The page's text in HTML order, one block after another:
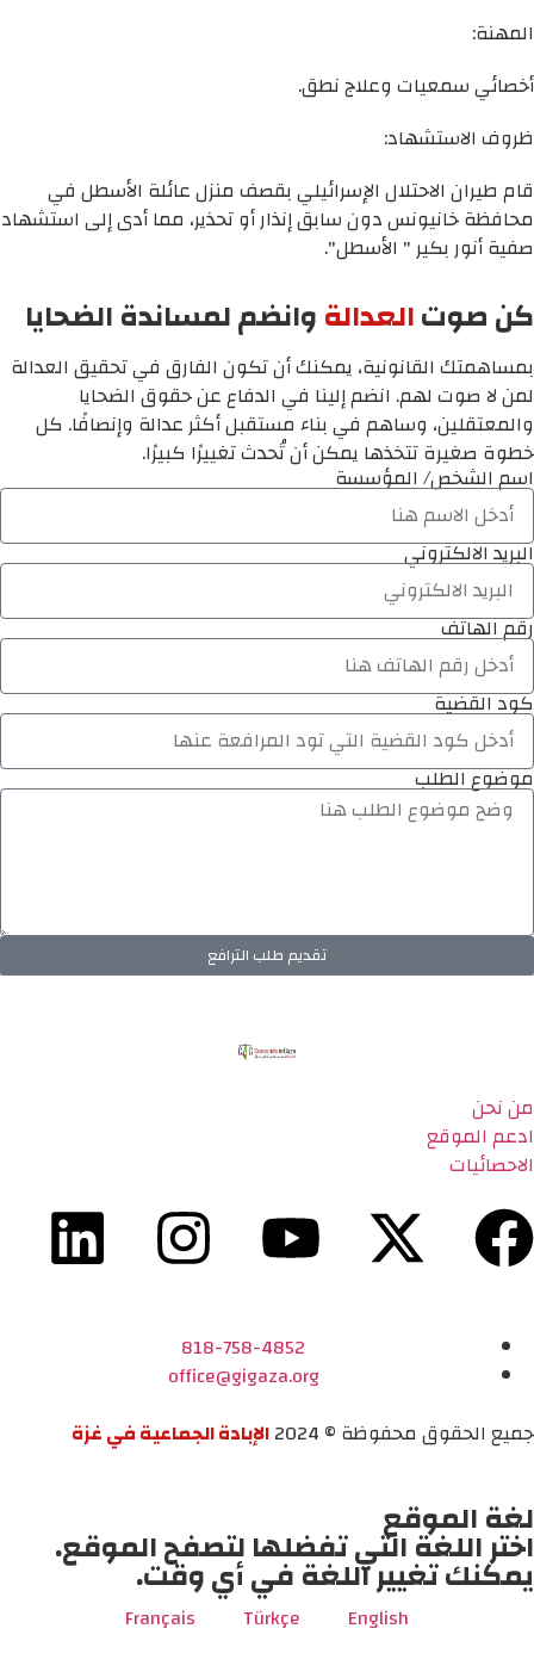
المهنة:
أخصائي سمعيات وعلاج نطق.
ظروف الاستشهاد:
قام طيران الاحتلال الإسرائيلي بقصف منزل عائلة الأسطل في
محافظة خانيونس دون سابق إنذار أو تحذير، مما أدى إلى استشهاد
صفية أنور بكير " الأسطل".
كن صوتالعدالةوانضم لمساندة الضحايا
بمساهمتك القانونية، يمكنك أن تكون الفارق في تحقيق العدالة
لمن لا صوت لهم. انضم إلينا في الدفاع عن حقوق الضحايا
والمعتقلين، وساهم في بناء مستقبل أكثر عدالة وإنصافًا. كل
خطوة صغيرة تتخذها يمكن أن تُحدث تغييرًا كبيرًا.
اسم الشخص/ المؤسسة
البريد الالكتروني
رقم الهاتف
كود القضية
موضوع الطلب
تقديم طلب الترافع
من نحن
ادعم الموقع
الاحصائيات
818-758-4852
office@gigaza.org
جميع الحقوق محفوظة © 2024
الإبادة الجماعية في غزة
لغة الموقع
اختر اللغة التي تفضلها لتصفح الموقع.
يمكنك تغيير اللغة في أي وقت.
English
Türkçe
Français